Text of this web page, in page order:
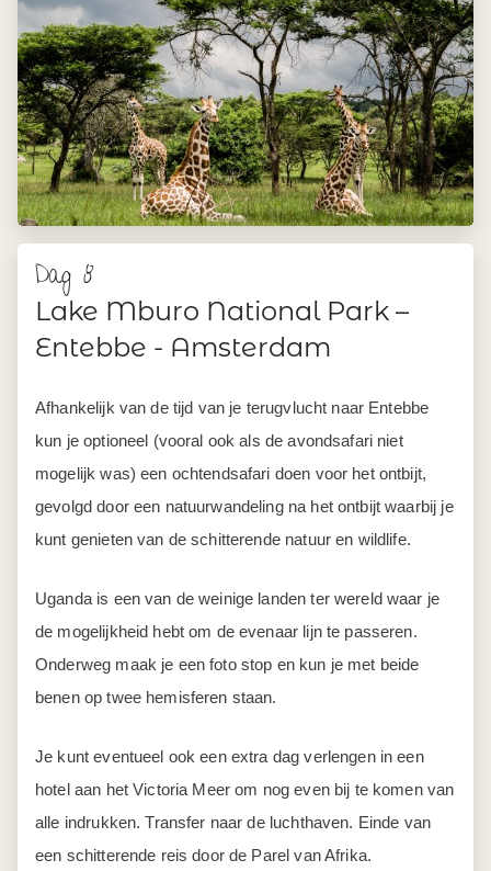
Dag 8
Lake Mburo National Park –
Entebbe - Amsterdam
Afhankelijk van de tijd van je terugvlucht naar Entebbe
kun je optioneel (vooral ook als de avondsafari niet
mogelijk was) een ochtendsafari doen voor het ontbijt,
gevolgd door een natuurwandeling na het ontbijt waarbij je
kunt genieten van de schitterende natuur en wildlife.
Uganda is een van de weinige landen ter wereld waar je
de mogelijkheid hebt om de evenaar lijn te passeren.
Onderweg maak je een foto stop en kun je met beide
benen op twee hemisferen staan.
Je kunt eventueel ook een extra dag verlengen in een
hotel aan het Victoria Meer om nog even bij te komen van
alle indrukken. Transfer naar de luchthaven. Einde van
een schitterende reis door de Parel van Afrika.